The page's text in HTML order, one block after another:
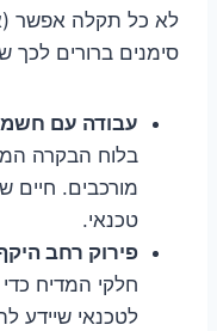
לא כל תקלה אפשר
סימנים ברורים לכך
עבודה עם
בלוח הבקרה
מורכבים. חיים
טכנאי.
פירוק רחב
חלקי המדיח
לטכנאי שיידע